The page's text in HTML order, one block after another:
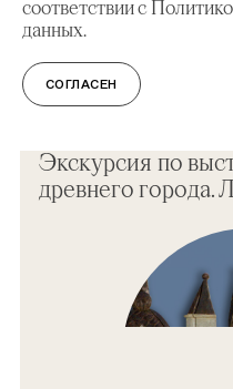
соответствии с
данных.
СОГЛАСЕН
Экскурсия по
древнего города.